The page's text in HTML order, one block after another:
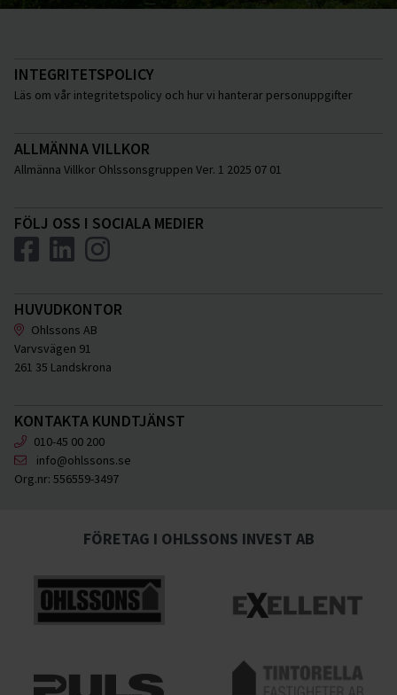
INTEGRITETSPOLICY
Läs om vår integritetspolicy och hur vi hanterar personuppgifter
ALLMÄNNA VILLKOR
Allmänna Villkor Ohlssonsgruppen Ver. 1 2025 07 01
FÖLJ OSS I SOCIALA MEDIER
HUVUDKONTOR
Ohlssons AB
Varvsvägen 91
261 35 Landskrona
KONTAKTA KUNDTJÄNST
010-45 00 200
info@ohlssons.se
Org.nr: 556559-3497
FÖRETAG I OHLSSONS INVEST AB